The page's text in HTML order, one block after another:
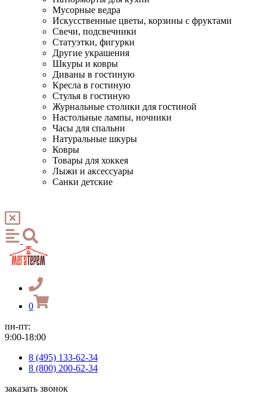
Мусорные ведра
Искусственные цветы, корзины с фруктами
Свечи, подсвечники
Статуэтки, фигурки
Другие украшения
Шкуры и ковры
Диваны в гостиную
Кресла в гостиную
Стулья в гостиную
Журнальные столики для гостиной
Настольные лампы, ночники
Часы для спальни
Натуральные шкуры
Ковры
Товары для хоккея
Лыжи и аксессуары
Санки детские
0
пн-пт:
9:00-18:00
8 (495) 133-62-34
8 (800) 200-62-34
заказать звонок